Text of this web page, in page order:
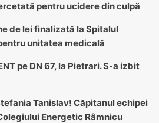
pentru ucidere din culpă
de lei finalizată la Spitalul
unitatea medicală
pe DN 67, la Pietrari. S-a izbit
Tanislav! Căpitanul echipei
Energetic Râmnicu